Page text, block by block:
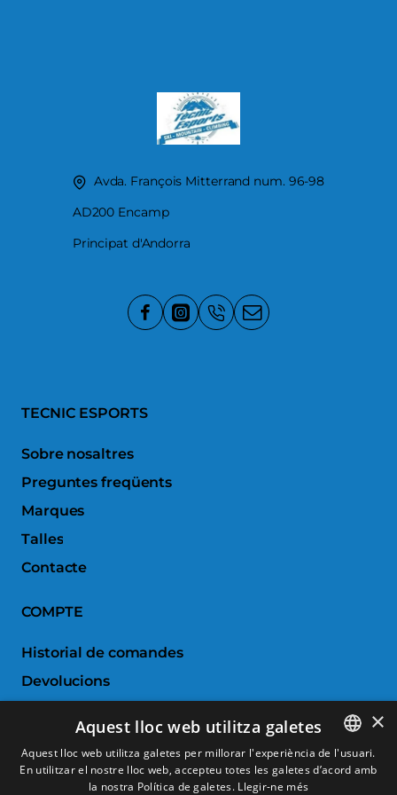
Avda. François Mitterrand num. 96-98
AD200 Encamp
Principat d'Andorra
TECNIC ESPORTS
Sobre nosaltres
Preguntes freqüents
Marques
Talles
Contacte
COMPTE
Historial de comandes
Devolucions
Comparar productes
SERVEI AL CLIENT
SPANISH
×
Aquest lloc web utilitza galetes
Aquest lloc web utilitza galetes per millorar l'experiència de l'usuari.
En utilitzar el nostre lloc web, accepteu totes les galetes d’acord amb
la nostra Política de galetes. Llegir-ne més